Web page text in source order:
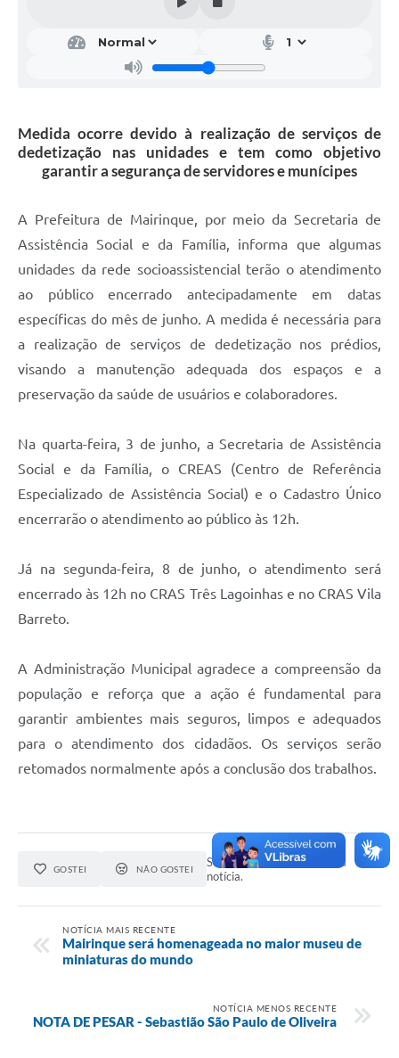
Medida ocorre devido à realização de serviços de
dedetização nas unidades e tem como objetivo
garantir a segurança de servidores e munícipes
A Prefeitura de Mairinque, por meio da Secretaria de
Assistência Social e da Família, informa que algumas
unidades da rede socioassistencial terão o atendimento
ao público encerrado antecipadamente em datas
específicas do mês de junho. A medida é necessária para
a realização de serviços de dedetização nos prédios,
visando a manutenção adequada dos espaços e a
preservação da saúde de usuários e colaboradores.
Na quarta-feira, 3 de junho, a Secretaria de Assistência
Social e da Família, o CREAS (Centro de Referência
Especializado de Assistência Social) e o Cadastro Único
encerrarão o atendimento ao público às 12h.
Já na segunda-feira, 8 de junho, o atendimento será
encerrado às 12h no CRAS Três Lagoinhas e no CRAS Vila
Barreto.
A Administração Municipal agradece a compreensão da
população e reforça que a ação é fundamental para
garantir ambientes mais seguros, limpos e adequados
para o atendimento dos cidadãos. Os serviços serão
retomados normalmente após a conclusão dos trabalhos.
GOSTEI NÃO GOSTEI
Seja o primeiro a curtir esta
notícia.
NOTÍCIA MAIS RECENTE
Mairinque será homenageada no maior museu de
miniaturas do mundo
NOTÍCIA MENOS RECENTE
NOTA DE PESAR - Sebastião São Paulo de Oliveira